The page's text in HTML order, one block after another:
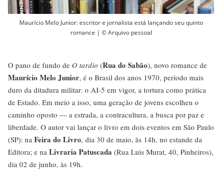
Maurício Melo Junior: escritor e jornalista está lançando seu quinto
romance | © Arquivo pessoal
O pano de fundo de O tardio (Rua do Sabão), novo romance de
Maurício Melo Junior, é o Brasil dos anos 1970, período mais
duro da ditadura militar: o AI-5 em vigor, a tortura como prática
de Estado. Em meio a isso, uma geração de jovens escolheu o
caminho oposto — a estrada, a contracultura, a busca por paz e
liberdade. O autor vai lançar o livro em dois eventos em São Paulo
(SP): na Feira do Livro, dia 30 de maio, às 14h, no estande da
Editora; e na Livraria Patuscada (Rua Luis Murat, 40, Pinheiros),
dia 02 de junho, às 19h.